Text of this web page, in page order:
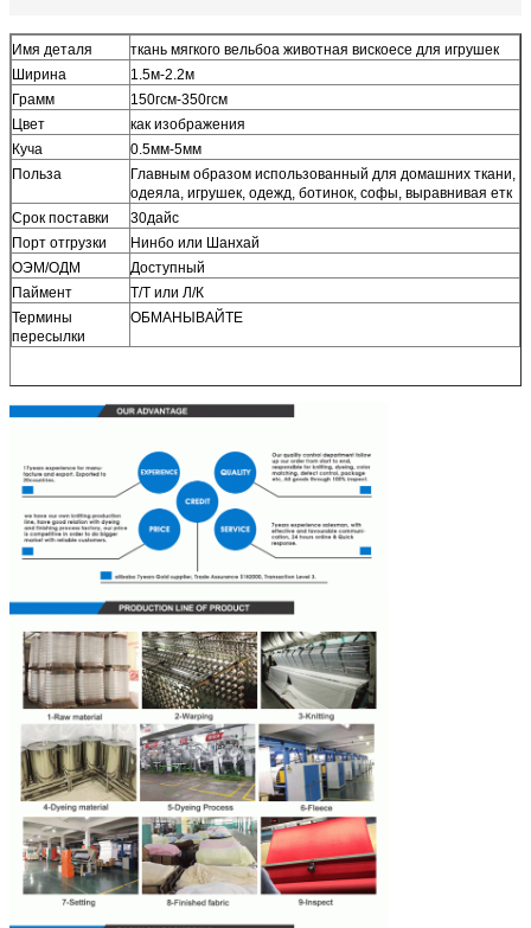
Имя деталя
ткань мягкого вельбоа животная вискоесе для игрушек
Ширина
1.5м-2.2м
Грамм
150гсм-350гсм
Цвет
как изображения
Куча
0.5мм-5мм
Польза
Главным образом использованный для домашних ткани,
одеяла, игрушек, одежд, ботинок, софы, выравнивая етк
Срок поставки
30дайс
Порт отгрузки
Нинбо или Шанхай
ОЭМ/ОДМ
Доступный
Паймент
Т/Т или Л/К
Термины
пересылки
ОБМАНЫВАЙТЕ